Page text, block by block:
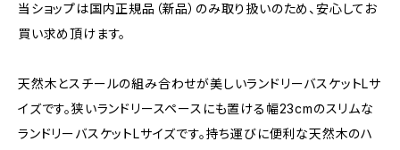
当ショップは国内正規品（新品）のみ取り扱いのため、安心してお
買い求め頂けます。
天然木とスチールの組み合わせが美しいランドリーバスケットLサ
イズです。狭いランドリースペースにも置ける幅23cmのスリムな
ランドリーバスケットLサイズです。持ち運びに便利な天然木のハ